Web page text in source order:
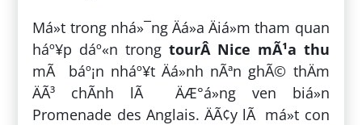
Má»t trong nhá»¯ng Äá»a Äiá»m tham quan
háº¥p dáº«n trong tourÂ Nice mÃ¹a thu
mÃ báº¡n nháº¥t Äá»nh nÃªn ghÃ© thÄm
ÄÃ³ chÃ­nh lÃ ÄÆ°á»ng ven biá»n
Promenade des Anglais. ÄÃ¢y lÃ má»t con